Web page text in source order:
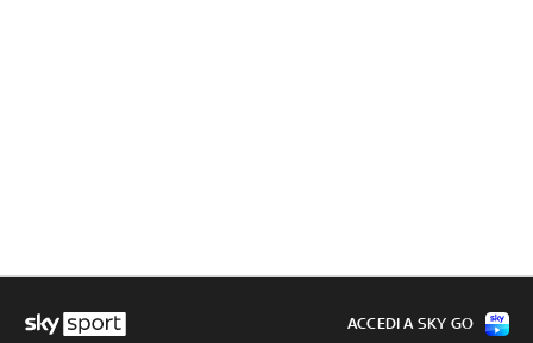
ACCEDI A SKY GO